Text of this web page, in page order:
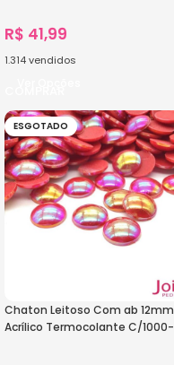
R$ 41,99
1.314vendidos
ESGOTADO
Chaton Leitoso Com ab 12mm
Acrílico Termocolante C/1000-